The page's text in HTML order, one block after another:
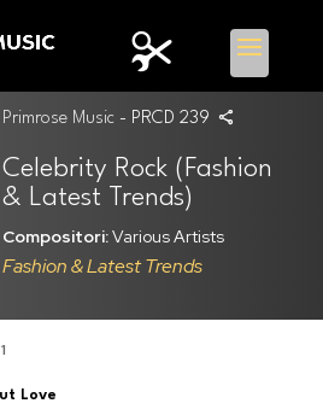
Primrose Music - PRCD 239
Celebrity Rock (Fashion
& Latest Trends)
Compositori:Various Artists
Fashion & Latest Trends
Love